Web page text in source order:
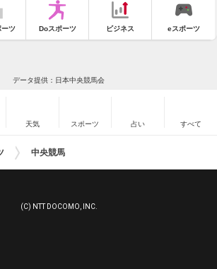
ーツ Doスポーツ ビジネス eスポーツ
データ提供：日本中央競馬会
天気 スポーツ 占い すべて
中央競馬
(C) NTT DOCOMO, INC.